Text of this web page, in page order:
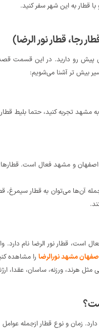
قطار به این شهر سفر کنید.
رجا، قطار نور الرضا)
رو دارید. در این قسمت قصد
بیش تر آشنا می‌شویم:
تجربه کنید، حتما بلیط
و مشهد فعال است.
آن‌ها می‌توان به قطار سیمرغ،
است، قطار نور الرضا نام
مشهد نورالرضا را مشاهده
هرند، ورزنه، ساسان، عقدا،
زمان و نوع قطار ازجمله عوامل